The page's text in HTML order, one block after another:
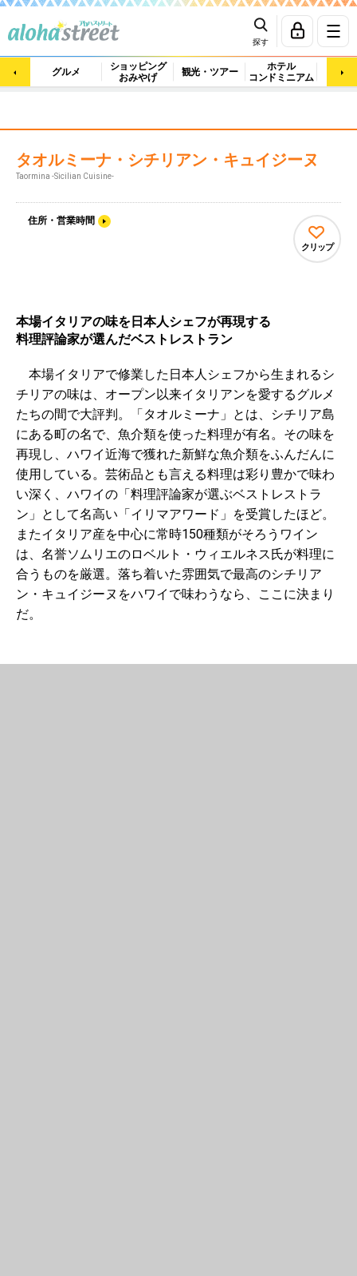
探す
グルメ
ショッピング
おみやげ
観光・ツアー
ホテル
コンドミニアム
マッ
タオルミーナ・シチリアン・キュイジーヌ
Taormina -Sicilian Cuisine-
住所・営業時間
クリップ
本場イタリアの味を日本人シェフが再現する
料理評論家が選んだベストレストラン
本場イタリアで修業した日本人シェフから生まれるシ
チリアの味は、オープン以来イタリアンを愛するグルメ
たちの間で大評判。「タオルミーナ」とは、シチリア島
にある町の名で、魚介類を使った料理が有名。その味を
再現し、ハワイ近海で獲れた新鮮な魚介類をふんだんに
使用している。芸術品とも言える料理は彩り豊かで味わ
い深く、ハワイの「料理評論家が選ぶベストレストラ
ン」として名高い「イリマアワード」を受賞したほど。
またイタリア産を中心に常時150種類がそろうワイン
は、名誉ソムリエのロベルト・ウィエルネス氏が料理に
合うものを厳選。落ち着いた雰囲気で最高のシチリア
ン・キュイジーヌをハワイで味わうなら、ここに決まり
だ。